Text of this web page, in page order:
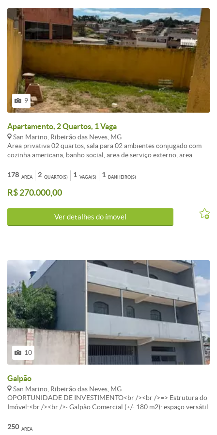
9
Apartamento, 2 Quartos, 1 Vaga
San Marino, Ribeirão das Neves, MG
Area privativa 02 quartos, sala para 02 ambientes conjugado com
cozinha americana, banho social, area de serviço externo, area
/>Obs. Possui Habite-se, aceita financiamento.
ÁREA
178 QUARTO(S)
2 VAGA(S)
1 BANHEIRO(S)
1
R$ 270.000,00
Ver detalhes do ímovel
10
Galpão
San Marino, Ribeirão das Neves, MG
OPORTUNIDADE DE INVESTIMENTO<br /><br />=> Estrutura do
Imóvel:<br /><br />· Galpão Comercial (+/- 180 m2): espaço versátil
Infraestrutura prática, incluindo escritório, cozinha e 2 banheiros.
ÁREA
250